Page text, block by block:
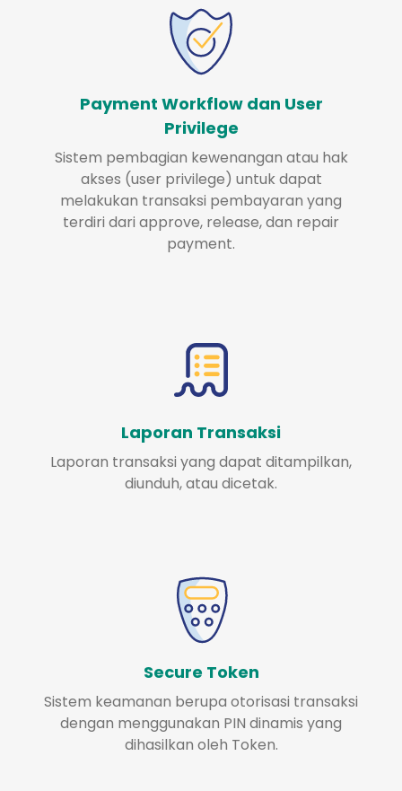
Payment Workflow dan User
Privilege
Sistem pembagian kewenangan atau hak
akses (user privilege) untuk dapat
melakukan transaksi pembayaran yang
terdiri dari approve, release, dan repair
payment.
Laporan Transaksi
Laporan transaksi yang dapat ditampilkan,
diunduh, atau dicetak.
Secure Token
Sistem keamanan berupa otorisasi transaksi
dengan menggunakan PIN dinamis yang
dihasilkan oleh Token.